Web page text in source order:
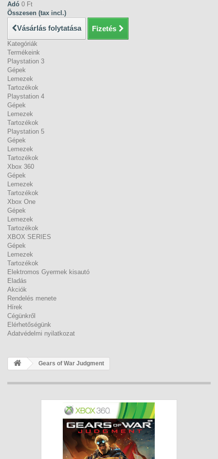
Adó 0 Ft‎
Összesen (tax incl.)
Vásárlás folytatása Fizetés
Kategóriák
Termékeink
Playstation 3
Gépek
Lemezek
Tartozékok
Playstation 4
Gépek
Lemezek
Tartozékok
Playstation 5
Gépek
Lemezek
Tartozékok
Xbox 360
Gépek
Lemezek
Tartozékok
Xbox One
Gépek
Lemezek
Tartozékok
XBOX SERIES
Gépek
Lemezek
Tartozékok
Elektromos Gyermek kisautó
Eladás
Akciók
Rendelés menete
Hírek
Cégünkről
Elérhetőségünk
Adatvédelmi nyilatkozat
Gears of War Judgment